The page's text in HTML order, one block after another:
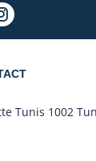
Tunis 1002